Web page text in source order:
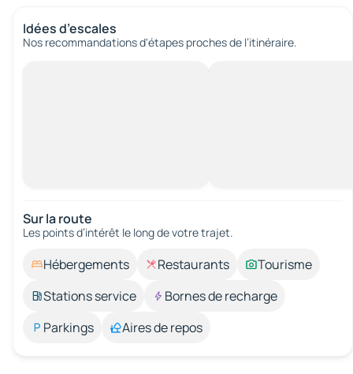
Idées d’escales
Nos recommandations d'étapes proches de l’itinéraire.
Sur la route
Les points d’intérêt le long de votre trajet.
Hébergements Restaurants
Tourisme
Stations service
Bornes de recharge
Parkings
Aires de repos